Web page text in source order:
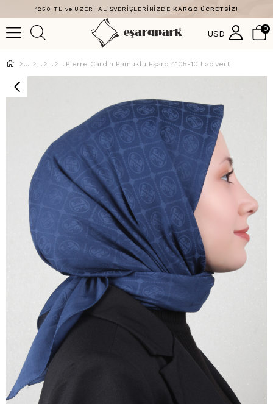
1250 TL ve ÜZERİ ALIŞVERİŞLERİNİZDE KARGO ÜCRETSİZ!
USD 0
Pierre Cardin Pamuklu Eşarp 4105-10 Lacivert